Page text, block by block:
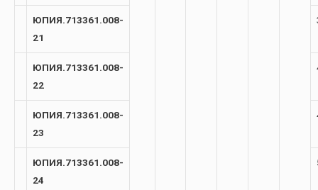
ЮПИЯ.713361.008-
21
ЮПИЯ.713361.008-
22
ЮПИЯ.713361.008-
23
ЮПИЯ.713361.008-
24